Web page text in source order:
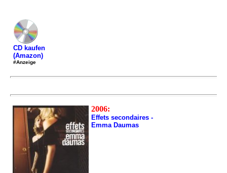
CD kaufen
(Amazon)
#Anzeige
2006:
Effets secondaires -
Emma Daumas